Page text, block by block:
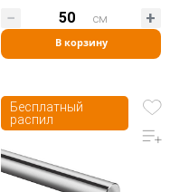
В корзину
см
Бесплатный
распил